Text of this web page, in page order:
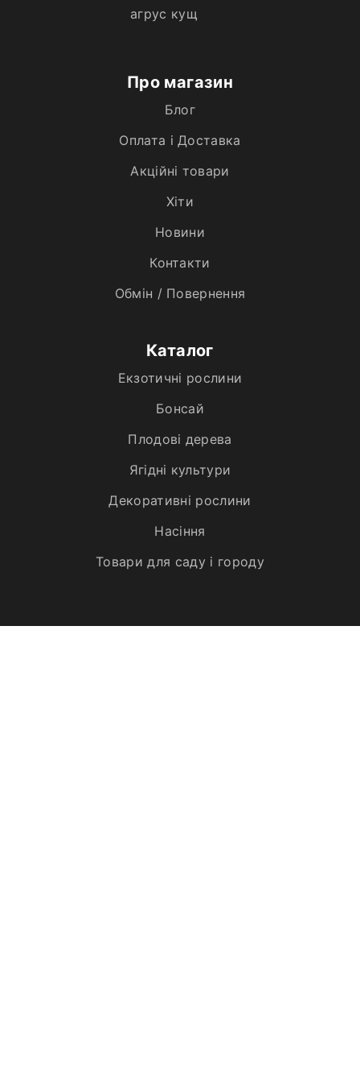
агрус кущ
Про магазин
Блог
Оплата і Доставка
Акційні товари
Хiти
Новини
Контакти
Обмін / Повернення
Каталог
Екзотичні рослини
Бонсай
Плодові дерева
Ягідні культури
Декоративні рослини
Насіння
Товари для саду і городу